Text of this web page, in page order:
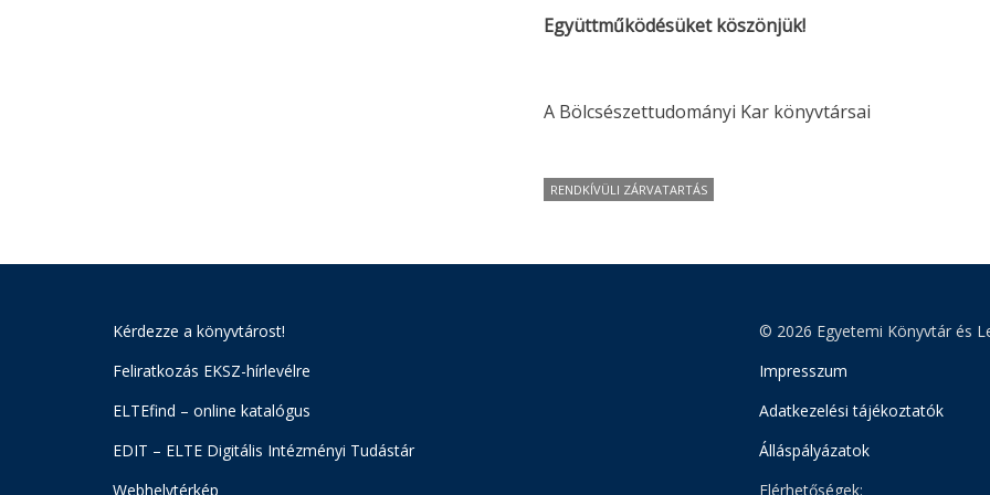
Együttműködésüket köszönjük!
A Bölcsészettudományi Kar könyvtársai
RENDKÍVÜLI ZÁRVATARTÁS
Kérdezze a könyvtárost!
Feliratkozás EKSZ-hírlevélre
ELTEfind – online katalógus
EDIT – ELTE Digitális Intézményi Tudástár
Webhelytérkép
© 2026 Egyetemi Könyvtár és
Impresszum
Adatkezelési tájékoztatók
Álláspályázatok
Elérhetőségek: